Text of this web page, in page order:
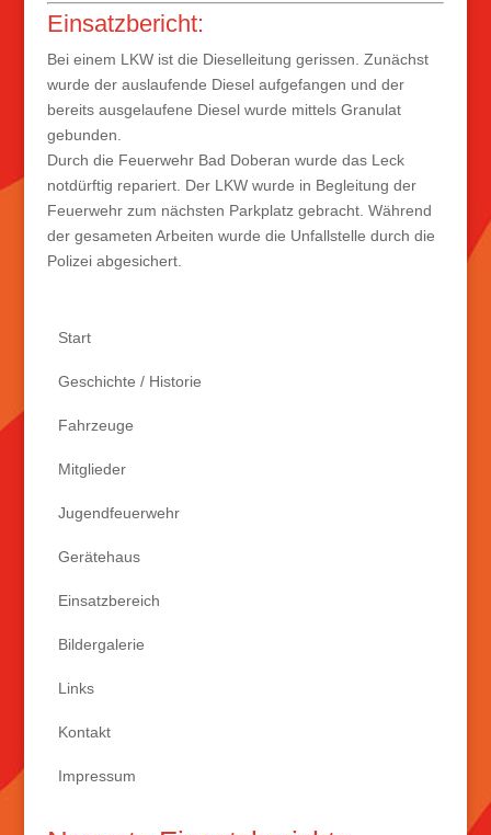
Einsatzbericht:
Bei einem LKW ist die Dieselleitung gerissen. Zunächst
wurde der auslaufende Diesel aufgefangen und der
bereits ausgelaufene Diesel wurde mittels Granulat
gebunden.
Durch die Feuerwehr Bad Doberan wurde das Leck
notdürftig repariert. Der LKW wurde in Begleitung der
Feuerwehr zum nächsten Parkplatz gebracht. Während
der gesameten Arbeiten wurde die Unfallstelle durch die
Polizei abgesichert.
Start
Geschichte / Historie
Fahrzeuge
Mitglieder
Jugendfeuerwehr
Gerätehaus
Einsatzbereich
Bildergalerie
Links
Kontakt
Impressum